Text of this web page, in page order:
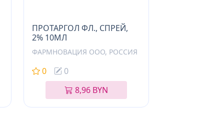
ПРОТАРГОЛ ФЛ., СПРЕЙ,
2% 10МЛ
ФАРМНОВАЦИЯ ООО, РОССИЯ
0
0
8,96 BYN